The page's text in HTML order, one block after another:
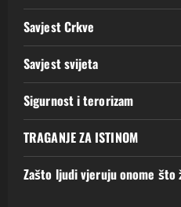
Savjest Crkve
Savjest svijeta
Sigurnost i terorizam
TRAGANJE ZA ISTINOM
Zašto ljudi vjeruju onome što